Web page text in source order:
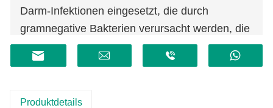
Darm-Infektionen eingesetzt, die durch
gramnegative Bakterien verursacht werden, die
bei Hunden und Katzen empfindlich sind.
Produktdetails